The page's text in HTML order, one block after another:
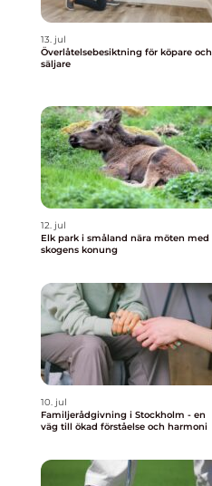
13. jul
Överlåtelsebesiktning för köpare och
säljare
12. jul
Elk park i småland nära möten med
skogens konung
10. jul
Familjerådgivning i Stockholm - en
väg till ökad förståelse och harmoni